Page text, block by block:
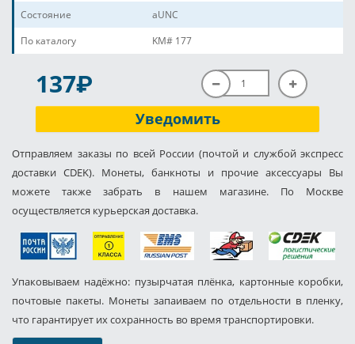
Состояние
aUNC
По каталогу
KM# 177
137P
Уведомить
Отправляем заказы по всей России (почтой и службой экспресс
доставки CDEK). Монеты, банкноты и прочие аксессуары Вы
можете также забрать в нашем магазине. По Москве
осуществляется курьерская доставка.
Упаковываем надёжно: пузырчатая плёнка, картонные коробки,
почтовые пакеты. Монеты запаиваем по отдельности в пленку,
что гарантирует их сохранность во время транспортировки.